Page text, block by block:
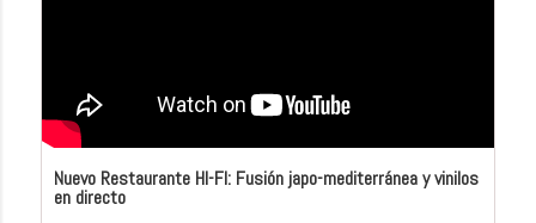
Nuevo Restaurante HI-FI: Fusión japo-mediterránea y vinilos
en directo